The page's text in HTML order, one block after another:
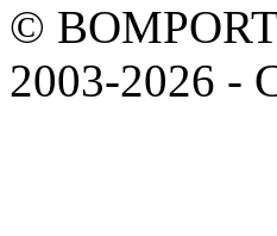
©
2003-2026 -